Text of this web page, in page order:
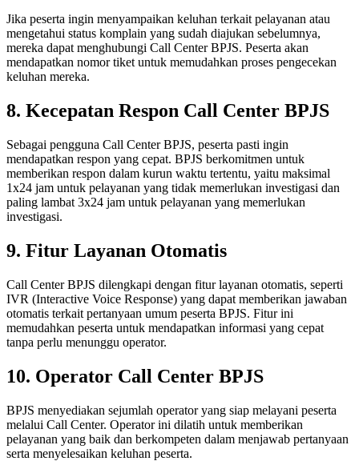
Jika peserta ingin menyampaikan keluhan terkait pelayanan atau
mengetahui status komplain yang sudah diajukan sebelumnya,
mereka dapat menghubungi Call Center BPJS. Peserta akan
mendapatkan nomor tiket untuk memudahkan proses pengecekan
keluhan mereka.
8. Kecepatan Respon Call Center BPJS
Sebagai pengguna Call Center BPJS, peserta pasti ingin
mendapatkan respon yang cepat. BPJS berkomitmen untuk
memberikan respon dalam kurun waktu tertentu, yaitu maksimal
1x24 jam untuk pelayanan yang tidak memerlukan investigasi dan
paling lambat 3x24 jam untuk pelayanan yang memerlukan
investigasi.
9. Fitur Layanan Otomatis
Call Center BPJS dilengkapi dengan fitur layanan otomatis, seperti
IVR (Interactive Voice Response) yang dapat memberikan jawaban
otomatis terkait pertanyaan umum peserta BPJS. Fitur ini
memudahkan peserta untuk mendapatkan informasi yang cepat
tanpa perlu menunggu operator.
10. Operator Call Center BPJS
BPJS menyediakan sejumlah operator yang siap melayani peserta
melalui Call Center. Operator ini dilatih untuk memberikan
pelayanan yang baik dan berkompeten dalam menjawab pertanyaan
serta menyelesaikan keluhan peserta.